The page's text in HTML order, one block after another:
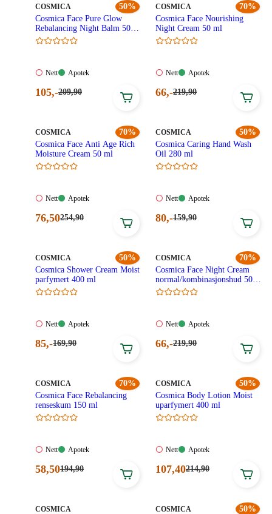
kroner.
kroner.
50%
MERKE:
COSMICA
Cosmica Face Pure Glow
Rebalancing Night Balm 50
ml
Nett:
tilgjengelig
Nett
Apotek:
Apotek
Nåværende
kroner.
105,-Førpris:
209,90
70%
MERKE:
COSMICA
Cosmica Face Nourishing
Night Cream 50 ml
Nett:
tilgjengelig
Nett
Apotek:
Apotek
Nåværende
kroner.
66,-Førpris:
219,90
70%
MERKE:
COSMICA
Cosmica Face Anti Age Rich
Moisture Cream 50 ml
Nett:
tilgjengelig
Nett
Apotek:
Apotek
Nåværende
kroner.
76,50Førpris:
254,90
50%
MERKE:
COSMICA
Cosmica Caring Hand Wash
Oil 280 ml
Nett:
tilgjengelig
Nett
Apotek:
Apotek
Nåværende
kroner.
80,-Førpris:
159,90
50%
MERKE:
COSMICA
Cosmica Shower Cream Moist
parfymert 400 ml
Nett:
tilgjengelig
Nett
Apotek:
Apotek
Nåværende
kroner.
85,-Førpris:
169,90
70%
MERKE:
COSMICA
Cosmica Face Night Cream
normal/kombinasjonshud 50
ml
Nett:
tilgjengelig
Nett
Apotek:
Apotek
Nåværende
kroner.
66,-Førpris:
219,90
70%
MERKE:
COSMICA
Cosmica Face Rebalancing
renseskum 150 ml
Nett:
tilgjengelig
Nett
Apotek:
Apotek
Nåværende
kroner.
58,50Førpris:
194,90
50%
MERKE:
COSMICA
Cosmica Body Lotion Moist
uparfymert 400 ml
Nett:
tilgjengelig
Nett
Apotek:
Apotek
Nåværende
kroner.
107,40Førpris:
214,90
MERKE:
COSMICA 50%
MERKE:
COSMICA